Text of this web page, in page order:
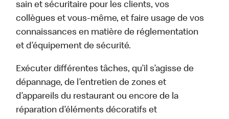
sain et sécuritaire pour les clients, vos
collègues et vous-même, et faire usage de vos
connaissances en matière de réglementation
et d’équipement de sécurité.
Exécuter différentes tâches, qu’il s’agisse de
dépannage, de l’entretien de zones et
d’appareils du restaurant ou encore de la
réparation d’éléments décoratifs et